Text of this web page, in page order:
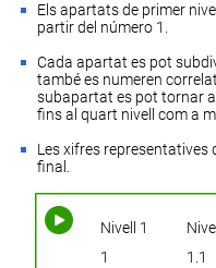
Els apartats de primer
partir del número 1.
Cada apartat es pot
també es numeren
subapartat es pot tornar
fins al quart nivell com a
Les xifres representatives
final.
Nivell 1
1
1.1